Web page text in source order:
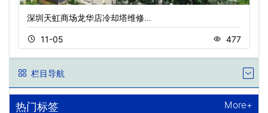
深圳天虹商场龙华店冷却塔维修…
11-05 477
栏目导航
热门标签 More+